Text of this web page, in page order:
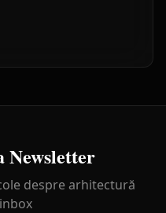
Newsletter
despre arhitectură